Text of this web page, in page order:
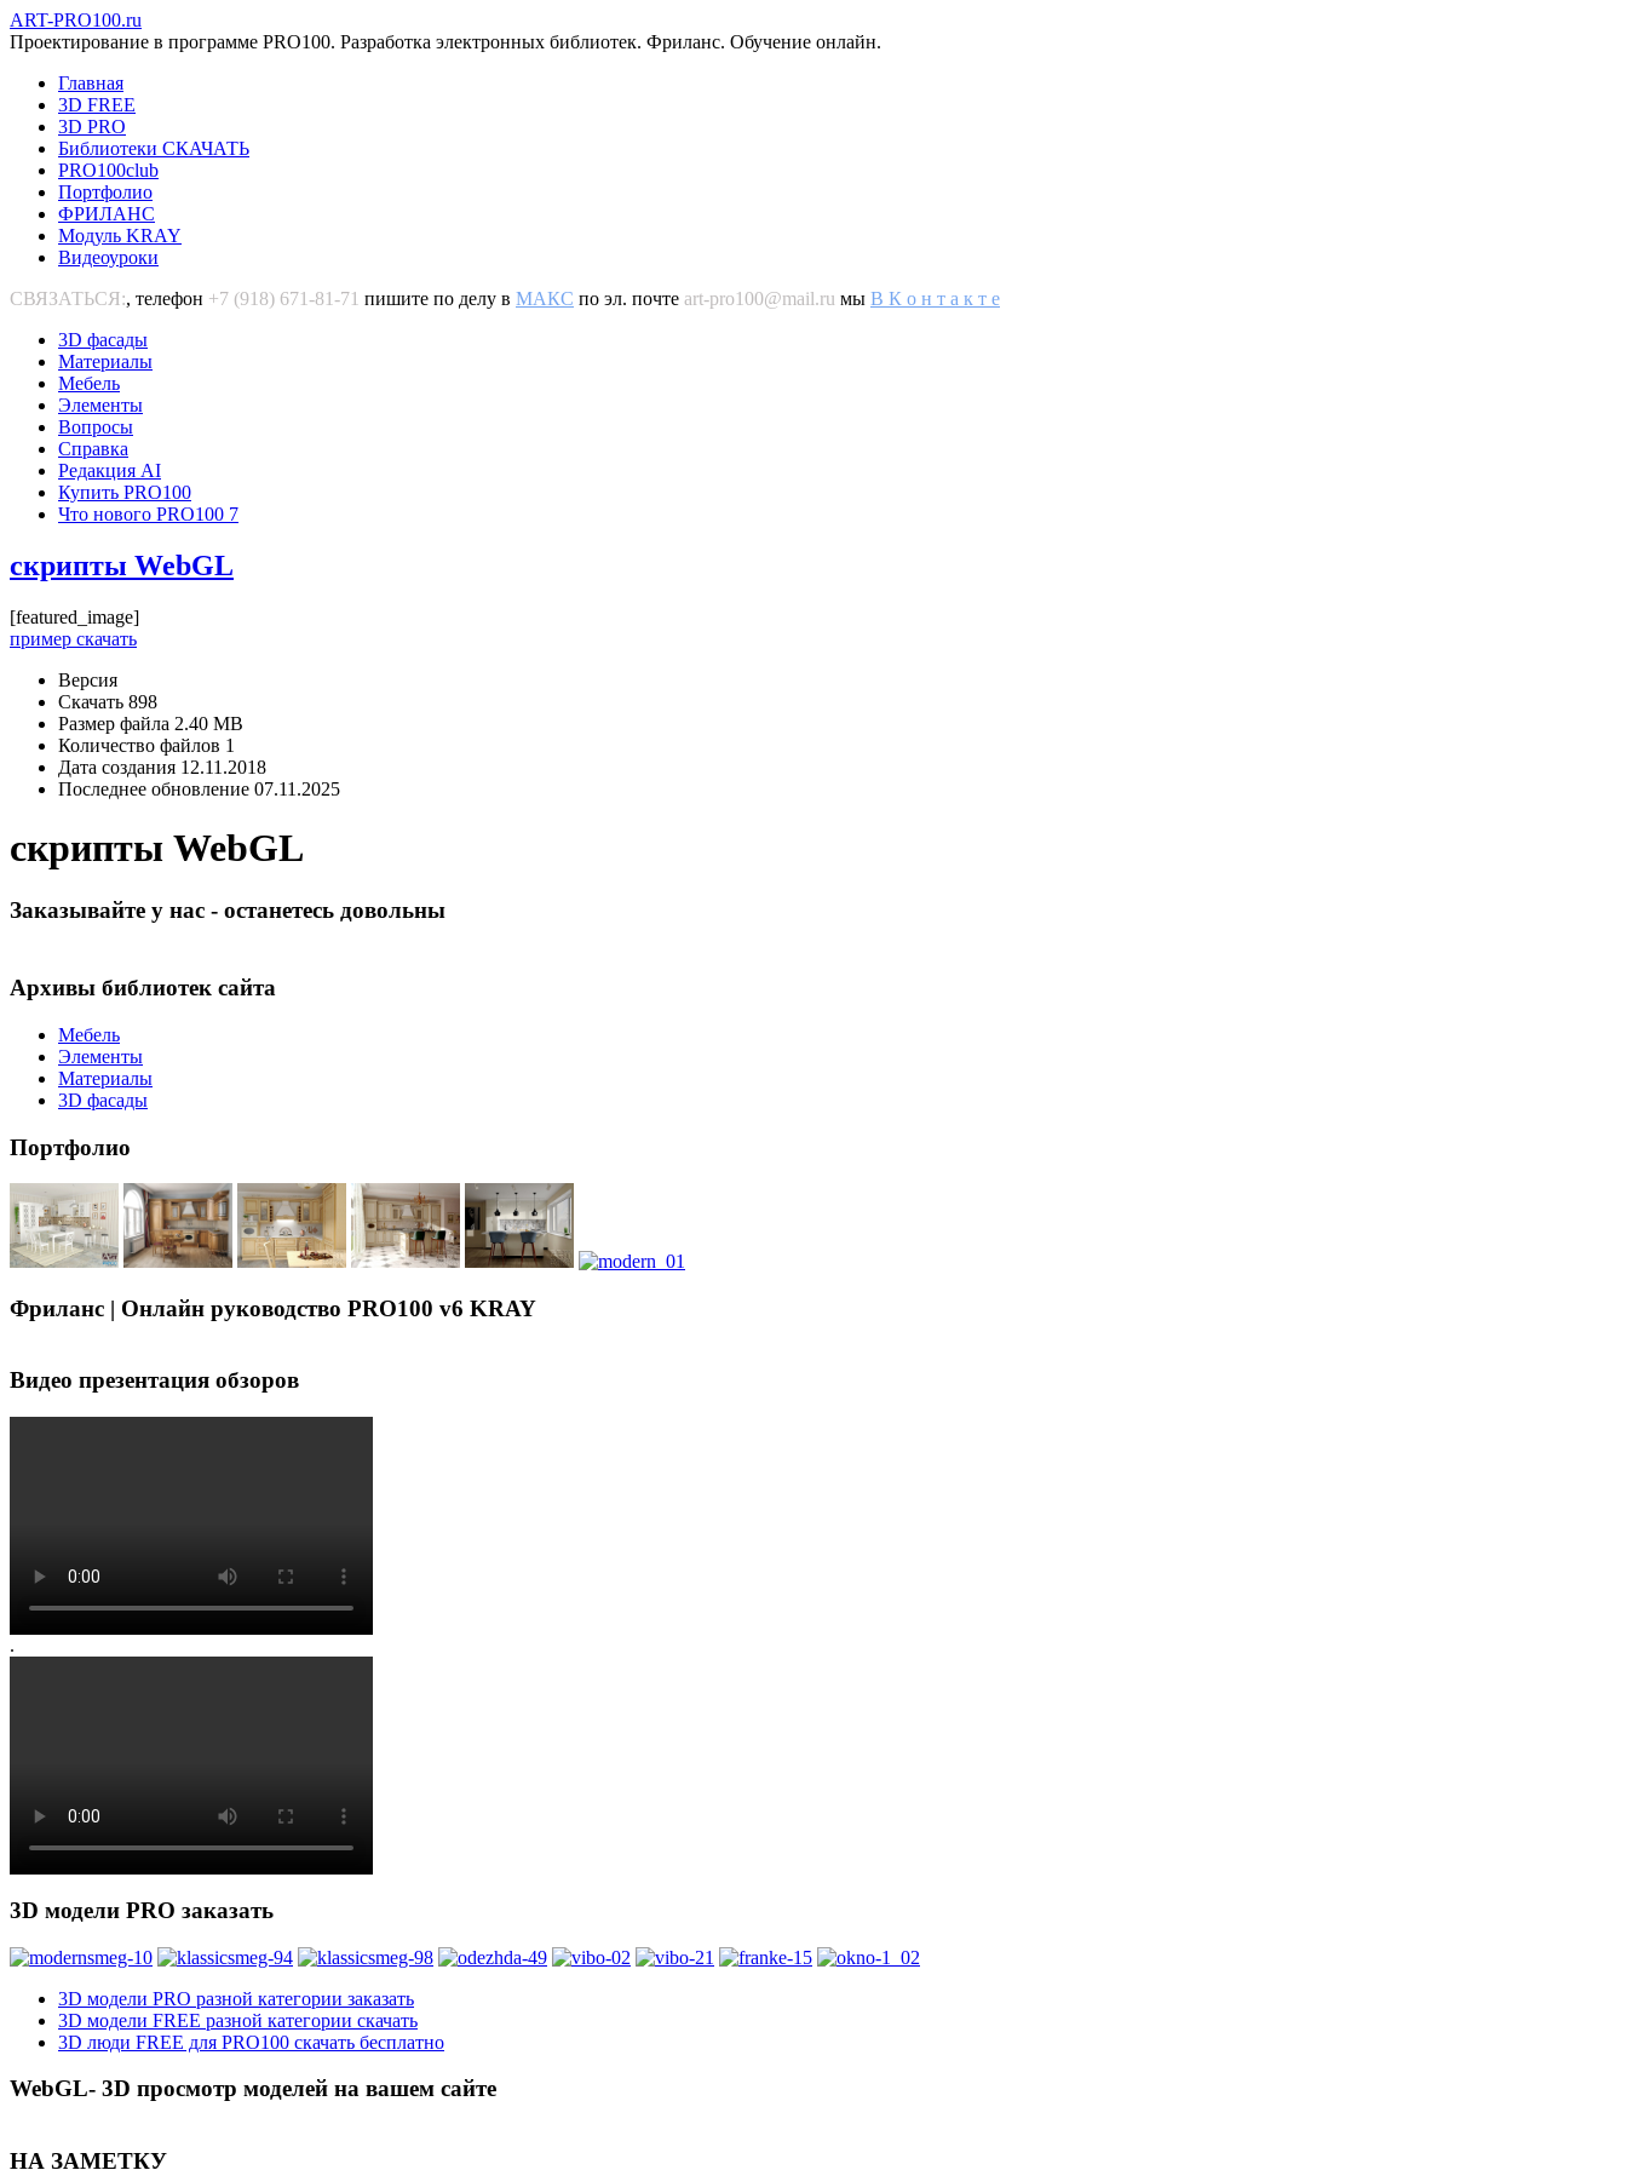
ART-PRO100.ru
Проектирование в программе PRO100. Разработка электронных библиотек. Фриланс. Обучение онлайн.
Главная
3D FREE
3D PRO
Библиотеки СКАЧАТЬ
PRO100club
Портфолио
ФРИЛАНС
Модуль KRAY
Видеоуроки
СВЯЗАТЬСЯ:, телефон +7 (918) 671-81-71 пишите по делу в MAКС по эл. почте art-pro100@mail.ru мы В К о н т а к т е
3D фасады
Материалы
Мебель
Элементы
Вопросы
Справка
Редакция AI
Купить PRO100
Что нового PRO100 7
скрипты WebGL
[featured_image]
пример скачать
Версия
Скачать 898
Размер файла 2.40 MB
Количество файлов 1
Дата создания 12.11.2018
Последнее обновление 07.11.2025
скрипты WebGL
Заказывайте у нас - останетесь довольны
Архивы библиотек сайта
Мебель
Элементы
Материалы
3D фасады
Портфолио
Фриланс | Онлайн руководство PRO100 v6 KRAY
Видео презентация обзоров
.
3D модели PRO заказать
3D модели PRO разной категории заказать
3D модели FREE разной категории скачать
3D люди FREE для PRO100 скачать бесплатно
WebGL- 3D просмотр моделей на вашем сайте
НА ЗАМЕТКУ